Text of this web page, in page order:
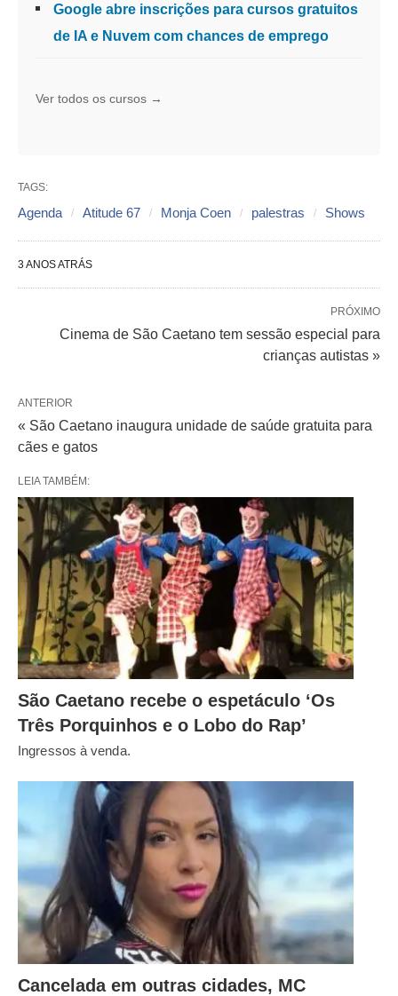
Google abre inscrições para cursos gratuitos
de IA e Nuvem com chances de emprego
Ver todos os cursos →
TAGS:
Agenda Atitude 67 Monja Coen palestras Shows
3 ANOS ATRÁS
PRÓXIMO
Cinema de São Caetano tem sessão especial para
crianças autistas »
ANTERIOR
« São Caetano inaugura unidade de saúde gratuita para
cães e gatos
LEIA TAMBÉM:
São Caetano recebe o espetáculo ‘Os
Três Porquinhos e o Lobo do Rap’
Ingressos à venda.
Cancelada em outras cidades, MC